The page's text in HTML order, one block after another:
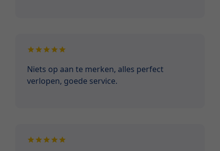
Niets op aan te merken, alles perfect
verlopen, goede service.